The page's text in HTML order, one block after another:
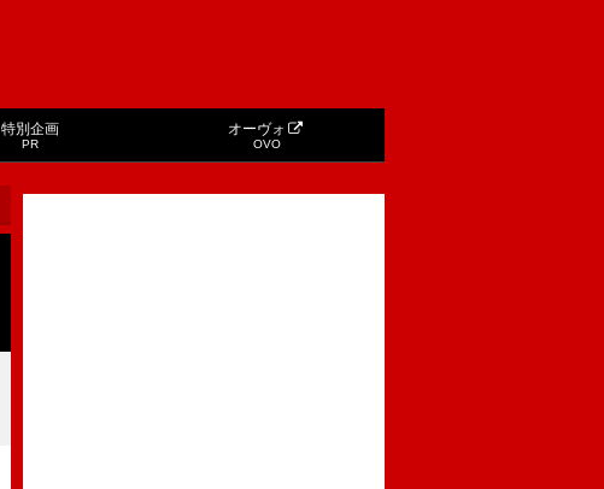
特別企画
PR
オーヴォ
OVO